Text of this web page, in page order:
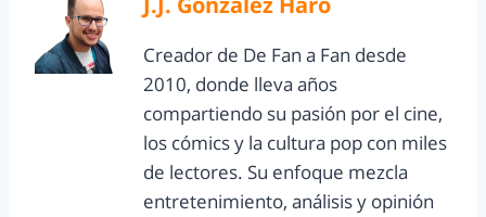
Creador de De Fan a Fan desde
2010, donde lleva años
compartiendo su pasión por el cine,
los cómics y la cultura pop con miles
de lectores. Su enfoque mezcla
entretenimiento, análisis y opinión